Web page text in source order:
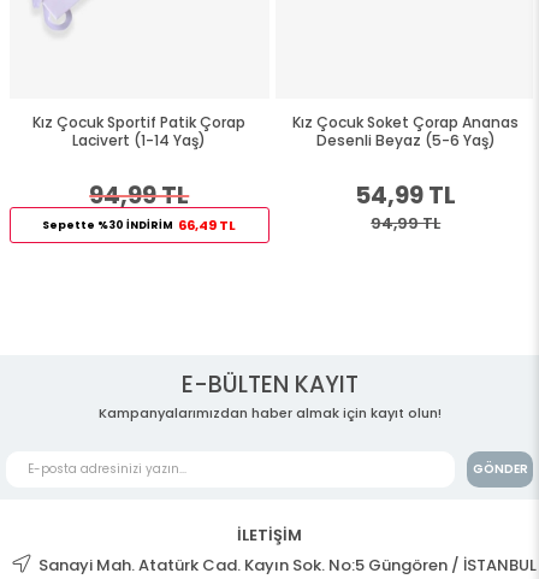
Kız Çocuk Sportif Patik Çorap
Lacivert (1-14 Yaş)
94,99 TL
Sepette %30 İNDİRİM 66,49 TL
Kız Çocuk Soket Çorap Ananas
Desenli Beyaz (5-6 Yaş)
54,99 TL
94,99 TL
E-BÜLTEN KAYIT
Kampanyalarımızdan haber almak için kayıt olun!
GÖNDER
İLETİŞİM
Sanayi Mah. Atatürk Cad. Kayın Sok. No:5 Güngören / İSTANBUL